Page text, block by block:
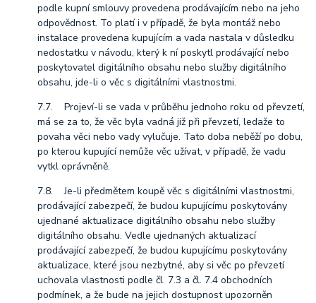
podle kupní smlouvy provedena prodávajícím nebo na jeho
odpovědnost. To platí i v případě, že byla montáž nebo
instalace provedena kupujícím a vada nastala v důsledku
nedostatku v návodu, který k ní poskytl prodávající nebo
poskytovatel digitálního obsahu nebo služby digitálního
obsahu, jde-li o věc s digitálními vlastnostmi.
7.7. Projeví-li se vada v průběhu jednoho roku od převzetí,
má se za to, že věc byla vadná již při převzetí, ledaže to
povaha věci nebo vady vylučuje. Tato doba neběží po dobu,
po kterou kupující nemůže věc užívat, v případě, že vadu
vytkl oprávněně.
7.8. Je-li předmětem koupě věc s digitálními vlastnostmi,
prodávající zabezpečí, že budou kupujícímu poskytovány
ujednané aktualizace digitálního obsahu nebo služby
digitálního obsahu. Vedle ujednaných aktualizací
prodávající zabezpečí, že budou kupujícímu poskytovány
aktualizace, které jsou nezbytné, aby si věc po převzetí
uchovala vlastnosti podle čl. 7.3 a čl. 7.4 obchodních
podmínek, a že bude na jejich dostupnost upozorněn